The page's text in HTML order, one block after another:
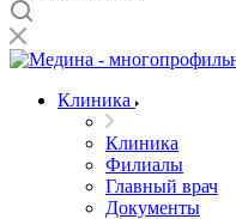
Клиника
Клиника
Филиалы
Главный врач
Документы